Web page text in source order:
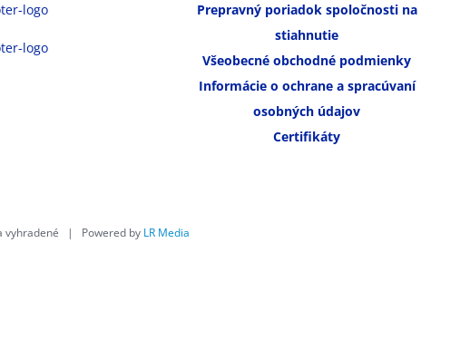
Prepravný poriadok spoločnosti na
stiahnutie
Všeobecné obchodné podmienky
Informácie o ochrane a spracúvaní
osobných údajov
Certifikáty
| Powered by LR Media